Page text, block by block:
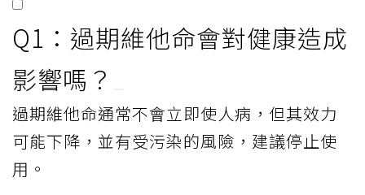
Q1：過期維他命會對健康造成
影響嗎？
過期維他命通常不會立即使人病，但其效力
可能下降，並有受污染的風險，建議停止使
用。